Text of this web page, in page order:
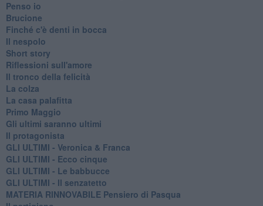
Penso io
Brucione
Finché c'è denti in bocca
Il nespolo
Short story
Riflessioni sull'amore
Il tronco della felicità
La colza
La casa palafitta
Primo Maggio
Gli ultimi saranno ultimi
Il protagonista
GLI ULTIMI - Veronica & Franca
GLI ULTIMI - Ecco cinque
GLI ULTIMI - Le babbucce
GLI ULTIMI - Il senzatetto
MATERIA RINNOVABILE Pensiero di Pasqua